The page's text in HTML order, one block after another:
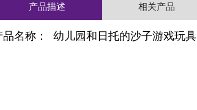
产品描述 相关产品
品名称： 幼儿园和日托的沙子游戏玩具